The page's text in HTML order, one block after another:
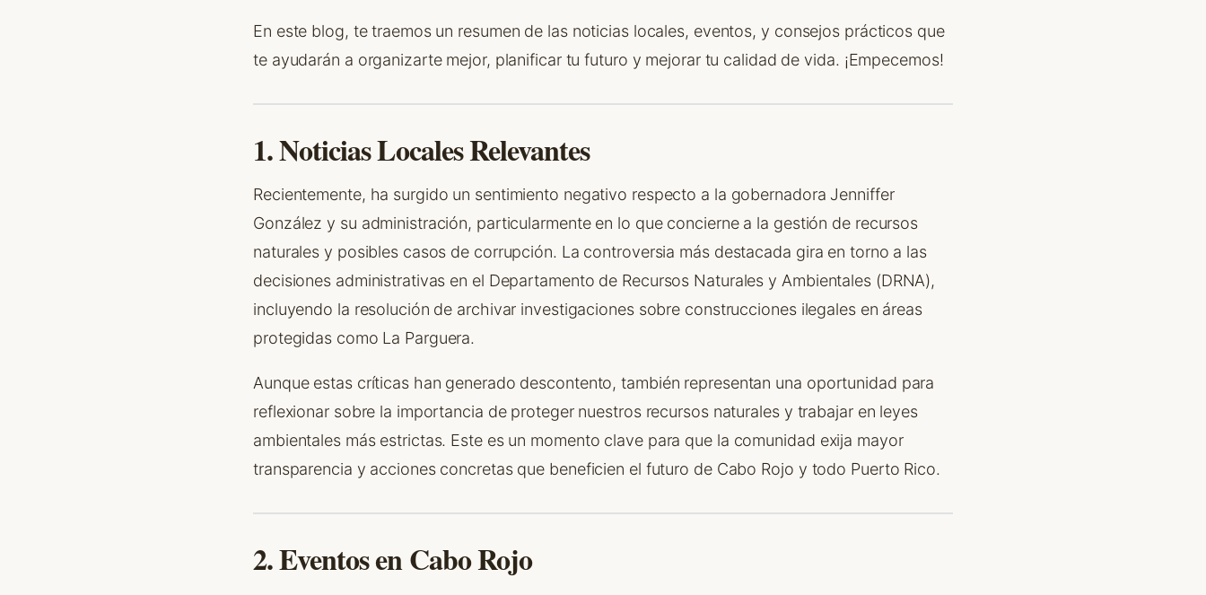
En este blog, te traemos un resumen de las noticias locales, eventos, y consejos prácticos que
te ayudarán a organizarte mejor, planificar tu futuro y mejorar tu calidad de vida. ¡Empecemos!
1. Noticias Locales Relevantes
Recientemente, ha surgido un sentimiento negativo respecto a la gobernadora Jenniffer
González y su administración, particularmente en lo que concierne a la gestión de recursos
naturales y posibles casos de corrupción. La controversia más destacada gira en torno a las
decisiones administrativas en el Departamento de Recursos Naturales y Ambientales (DRNA),
incluyendo la resolución de archivar investigaciones sobre construcciones ilegales en áreas
protegidas como La Parguera.
Aunque estas críticas han generado descontento, también representan una oportunidad para
reflexionar sobre la importancia de proteger nuestros recursos naturales y trabajar en leyes
ambientales más estrictas. Este es un momento clave para que la comunidad exija mayor
transparencia y acciones concretas que beneficien el futuro de Cabo Rojo y todo Puerto Rico.
2. Eventos en Cabo Rojo